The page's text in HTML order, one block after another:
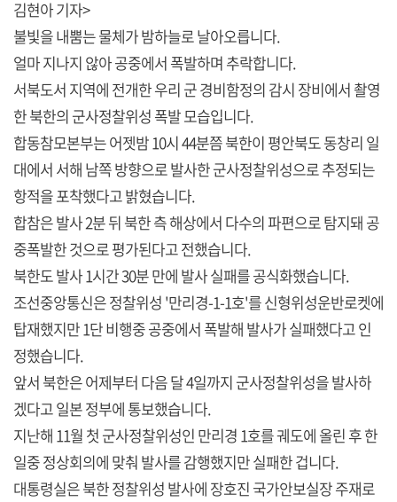
김현아 기자>
불빛을 내뿜는 물체가 밤하늘로 날아오릅니다.
얼마 지나지 않아 공중에서 폭발하며 추락합니다.
서북도서 지역에 전개한 우리 군 경비함정의 감시 장비에서 촬영
한 북한의 군사정찰위성 폭발 모습입니다.
합동참모본부는 어젯밤 10시 44분쯤 북한이 평안북도 동창리 일
대에서 서해 남쪽 방향으로 발사한 군사정찰위성으로 추정되는
항적을 포착했다고 밝혔습니다.
합참은 발사 2분 뒤 북한 측 해상에서 다수의 파편으로 탐지돼 공
중폭발한 것으로 평가된다고 전했습니다.
북한도 발사 1시간 30분 만에 발사 실패를 공식화했습니다.
조선중앙통신은 정찰위성 '만리경-1-1호'를 신형위성운반로켓에
탑재했지만 1단 비행중 공중에서 폭발해 발사가 실패했다고 인
정했습니다.
앞서 북한은 어제부터 다음 달 4일까지 군사정찰위성을 발사하
겠다고 일본 정부에 통보했습니다.
지난해 11월 첫 군사정찰위성인 만리경 1호를 궤도에 올린 후 한
일중 정상회의에 맞춰 발사를 감행했지만 실패한 겁니다.
대통령실은 북한 정찰위성 발사에 장호진 국가안보실장 주재로